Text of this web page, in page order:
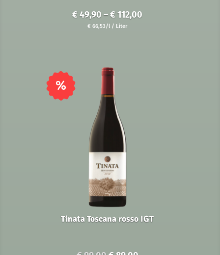
€49,90 –€112,00
€ 66,53/l / Liter
%
Tinata Toscana rosso IGT